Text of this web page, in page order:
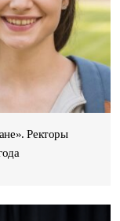
Ректоры